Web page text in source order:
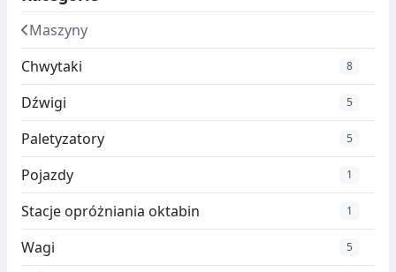
Maszyny
Chwytaki
8
Dźwigi 5
Paletyzatory 5
Pojazdy 1
Stacje opróżniania oktabin 1
Wagi 5